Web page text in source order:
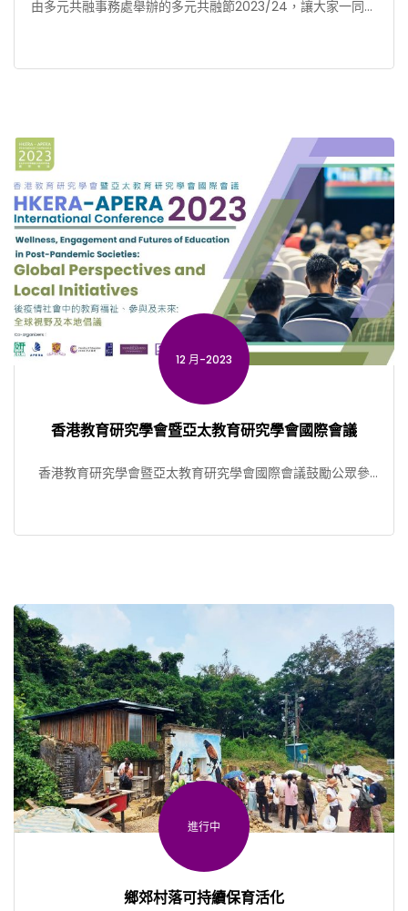
由多元共融事務處舉辦的多元共融節2023/24，讓大家一同探
12 月-2023
香港教育研究學會暨亞太教育研究學會國際會議
香港教育研究學會暨亞太教育研究學會國際會議鼓勵公眾參
進行中
鄉郊村落可持續保育活化